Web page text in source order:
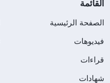
القائمة
الصفحة الرئيسية
فيديوهات
قراءات
شهادات